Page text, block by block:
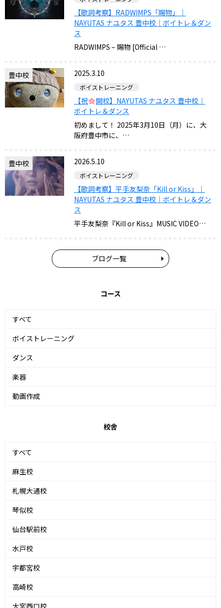
【歌詞考察】RADWIMPS「賜物」｜
NAYUTAS ナユタス 豊中校｜ボイトレ＆ダン
ス
RADWIMPS – 賜物 [Official …
豊中校 2025.3.10
ボイストレーニング
【祝
開校】NAYUTAS ナユタス 豊中校｜
ボイトレ＆ダンス
初めまして！ 2025年3月10日（月）に、大
阪府豊中市に、…
豊中校 2026.5.10
ボイストレーニング
【歌詞考察】平手友梨奈「Kill or Kiss」｜
NAYUTAS ナユタス 豊中校｜ボイトレ＆ダン
ス
平手友梨奈『Kill or Kiss』MUSIC VIDEO…
ブログ一覧
コース
すべて
ボイストレーニング
ダンス
楽器
動画作成
校舎
すべて
麻生校
札幌大通校
琴似校
仙台駅前校
水戸校
宇都宮校
高崎校